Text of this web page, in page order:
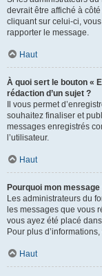
devrait être affiché à
cliquant sur celui-ci,
rapporter le message.
Haut
À quoi sert le bouton «
rédaction d’un sujet ?
Il vous permet
souhaitez finaliser et
messages enregistrés
l’utilisateur.
Haut
Pourquoi mon
Les administrateurs du
les messages que vous
vous ayez été placé
Pour plus
Haut